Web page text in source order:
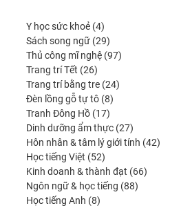
Y học sức khoẻ 44
produits
Sách song ngữ 2929
produits
Thủ công mĩ nghệ 9797
Trang trí Tết 2626
produits
Trang trí bằng tre 2424
Đèn lồng gỗ tự tô 88
Tranh Đông Hồ 1717
produits
Dinh dưỡng ẩm thực 2727
produits
Hôn nhân & tâm lý giới tính 4242
Học tiếng Việt 5252
produits
Kinh doanh & thành đạt 6666
Ngôn ngữ & học tiếng 8888
Học tiếng Anh 88